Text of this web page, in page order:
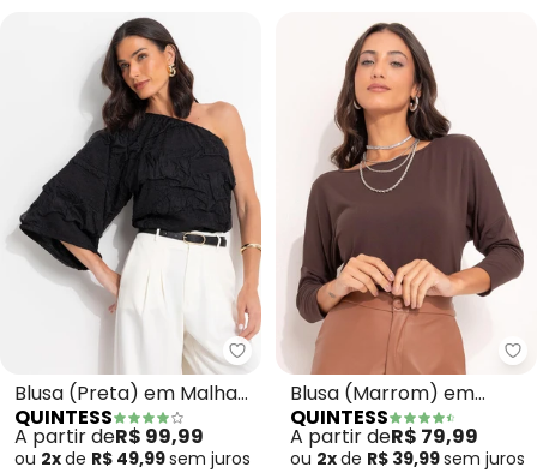
Quintess - Blusa (Preta) em
Blusa (Preta) em Malha
Buble
QUINTESS
A partir deR$ 99,99
ou 2xde R$ 49,99sem juros
Blusa (Marrom) em
Malha de Viscose
QUINTESS
A partir deR$ 79,99
ou 2xde R$ 39,99sem juros